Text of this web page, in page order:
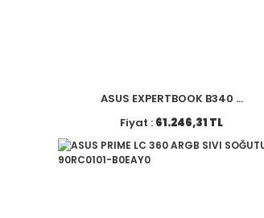
ASUS EXPERTBOOK B340 ...
Fiyat : 61.246,31 TL